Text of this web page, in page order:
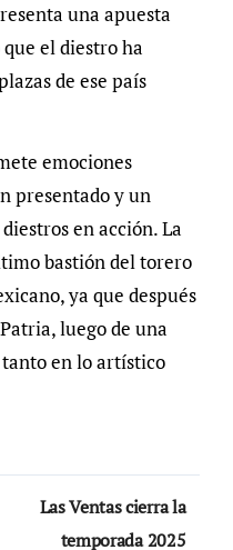
una apuesta
el diestro ha
de ese país
emociones
presentado y un
en acción. La
bastión del torero
ya que después
luego de una
en lo artístico
Las Ventas cierra la
temporada 2025